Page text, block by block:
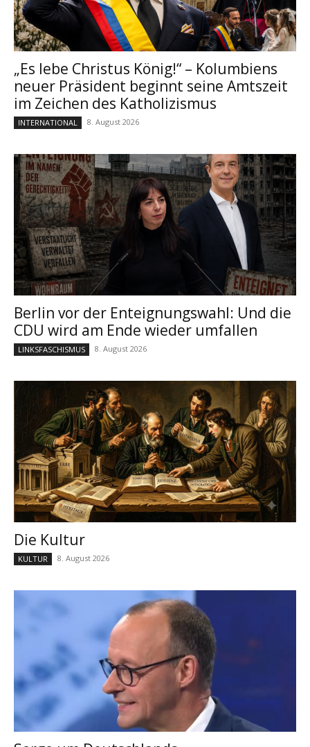
„Es lebe Christus König!“ – Kolumbiens
neuer Präsident beginnt seine Amtszeit
im Zeichen des Katholizismus
INTERNATIONAL 8. August 2026
Berlin vor der Enteignungswahl: Und die
CDU wird am Ende wieder umfallen
LINKSFASCHISMUS 8. August 2026
Die Kultur
KULTUR 8. August 2026